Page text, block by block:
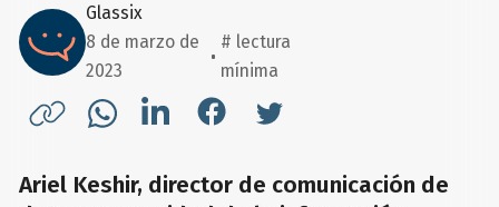
Glassix
8 de marzo de
2023
# lectura
mínima
Ariel Keshir, director de comunicación de